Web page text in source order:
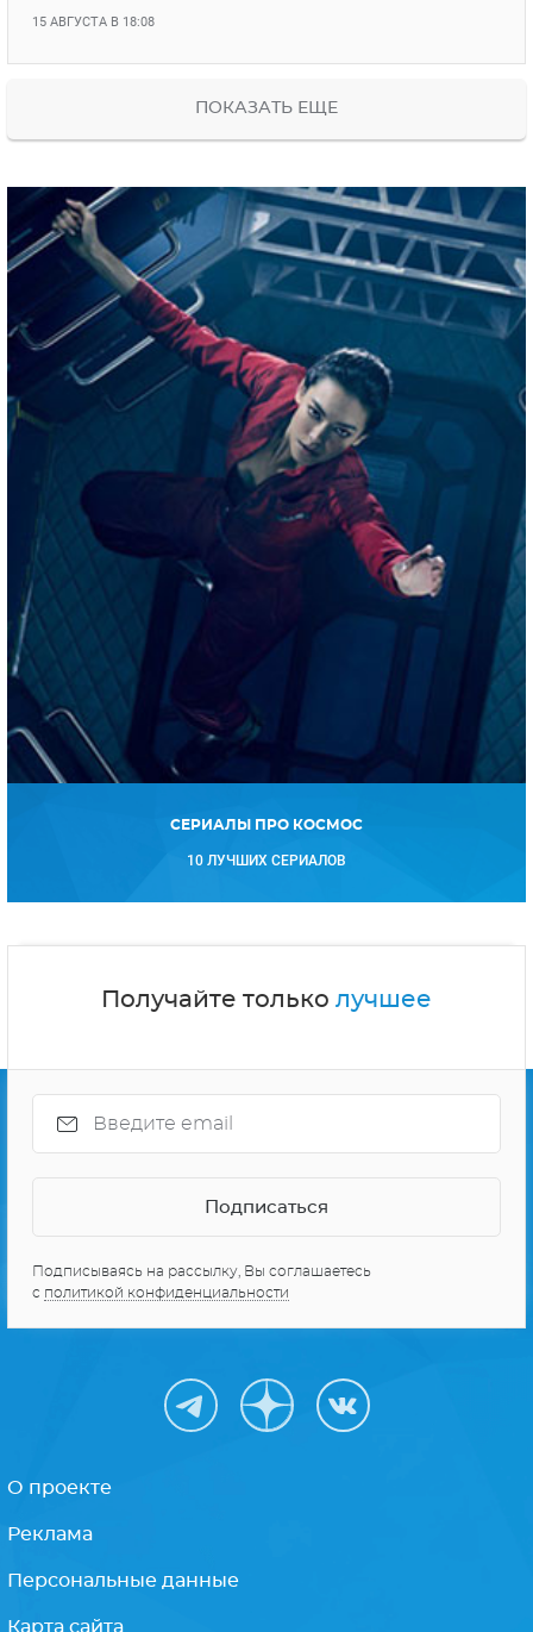
15 АВГУСТА В 18:08
ПОКАЗАТЬ ЕЩЕ
СЕРИАЛЫ ПРО КОСМОС
10 ЛУЧШИХ СЕРИАЛОВ
Получайте только лучшее
Подписываясь на рассылку, Вы соглашаетесь
с политикой конфиденциальности
О проекте
Реклама
Персональные данные
Карта сайта